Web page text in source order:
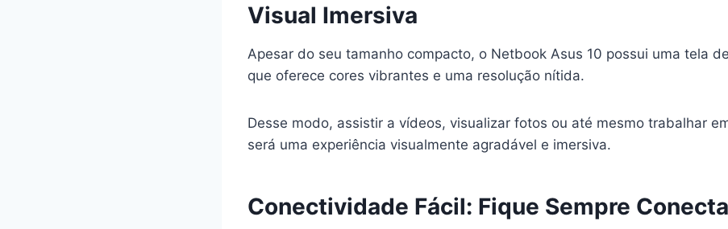
Visual Imersiva
Apesar do seu tamanho compacto, o Netbook Asus 10 possui uma tela
que oferece cores vibrantes e uma resolução nítida.
Desse modo, assistir a vídeos, visualizar fotos ou até mesmo trabalhar
será uma experiência visualmente agradável e imersiva.
Conectividade Fácil: Fique Sempre